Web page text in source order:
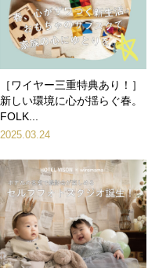
［ワイヤー三重特典あり！］
新しい環境に心が揺らぐ春。
FOLK...
2025.03.24